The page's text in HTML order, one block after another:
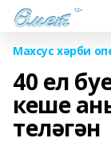
Махсус хәрби
40 ел
кеше
теләгән